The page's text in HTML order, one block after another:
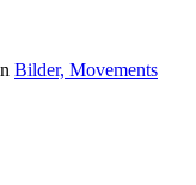
Bilder, Movements